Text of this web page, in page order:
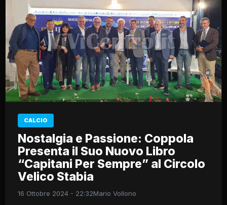
CALCIO
Nostalgia e Passione: Coppola
Presenta il Suo Nuovo Libro
“Capitani Per Sempre” al Circolo
Velico Stabia
16 Ottobre 2024 - 22:32Mario Vollono